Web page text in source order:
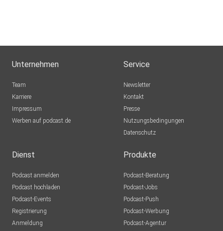
Unternehmen
Team
Karriere
Impressum
Werben auf podcast.de
Service
Newsletter
Kontakt
Presse
Nutzungsbedingungen
Datenschutz
Dienst
Podcast anmelden
Podcast hochladen
Podcast-Events
Registrierung
Anmeldung
Produkte
Podcast-Beratung
Podcast-Jobs
Podcast-Push
Podcast-Werbung
Podcast-Agentur